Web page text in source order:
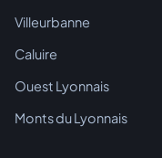
Villeurbanne
Caluire
Ouest Lyonnais
Monts du Lyonnais